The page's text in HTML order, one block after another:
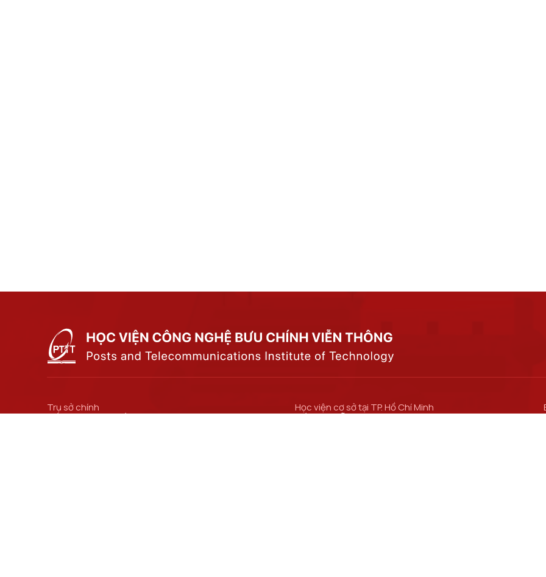
Trụ sở chính
Số 122 Hoàng Quốc Việt, phường Nghĩa Đô, thành
Học viện cơ sở tại TP. Hồ Chí Minh
Số 11 Nguyễn Đình Chiểu, phường Sài Gòn, Thành